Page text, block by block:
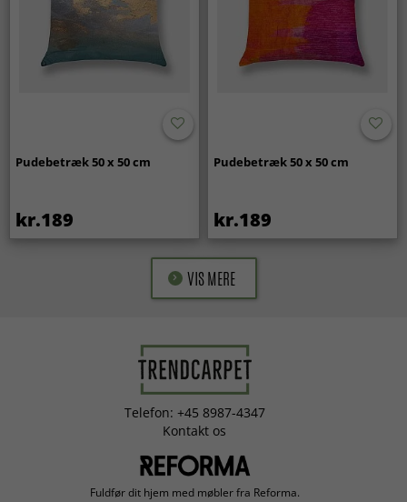
Pudebetræk 50 x 50 cm
kr.189
Pudebetræk 50 x 50 cm
kr.189
VIS MERE
Telefon: +45 8987-4347
Kontakt os
Fuldfør dit hjem med møbler fra Reforma.